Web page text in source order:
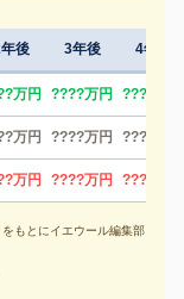
後 3年後 4年後
万円 ????万円 ????万円
万円 ????万円 ????万円
万円 ????万円 ????万円
もとにイエウール編集部